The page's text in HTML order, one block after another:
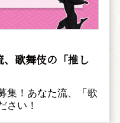
歌舞伎の「推し
集！あなた流、「歌
さい！